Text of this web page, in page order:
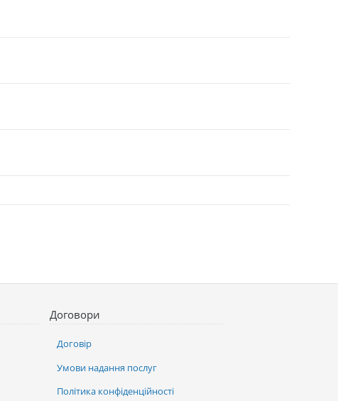
Договори
Договір
Умови надання послуг
Політика конфіденційності